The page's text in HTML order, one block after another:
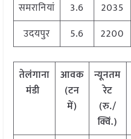
समरानियां
3.6 2035
उदयपुर
5.6 2200
तेलंगाना
मंडी
आवक
(टन
में)
न्यूनतम
रेट
(रु./
क्विं.)